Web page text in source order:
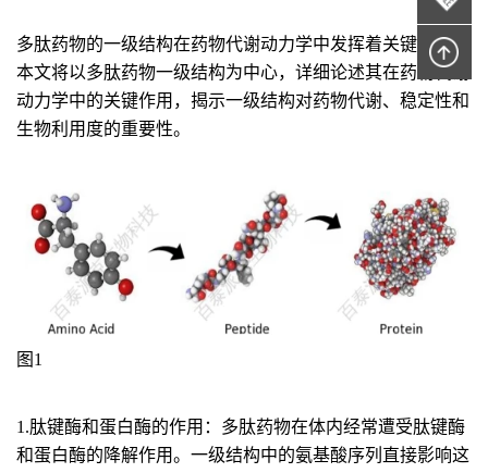
多肽药物的一级结构在药物代谢动力学中发挥着关键作用。
本文将以多肽药物一级结构为中心，详细论述其在药物代谢
动力学中的关键作用，揭示一级结构对药物代谢、稳定性和
生物利用度的重要性。
图1
1.肽键酶和蛋白酶的作用： 多肽药物在体内经常遭受肽键酶
和蛋白酶的降解作用。一级结构中的氨基酸序列直接影响这